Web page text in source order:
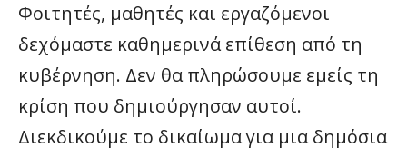
Φοιτητές, μαθητές και εργαζόμενοι
δεχόμαστε καθημερινά επίθεση από τη
κυβέρνηση. Δεν θα πληρώσουμε εμείς τη
κρίση που δημιούργησαν αυτοί.
Διεκδικούμε το δικαίωμα για μια δημόσια